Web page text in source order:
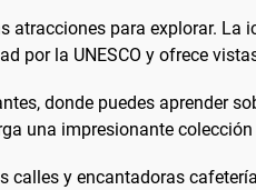
para explorar. La
por la UNESCO y ofrece
donde puedes aprender
una impresionante
y encantadoras